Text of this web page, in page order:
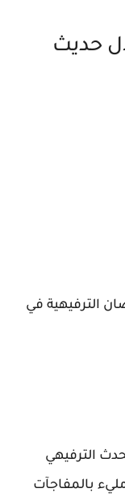
حديث
الترفيهية في
الترفيهي
بالمفاجآت